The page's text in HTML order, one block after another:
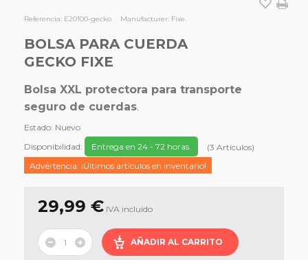
Referencia: E20100-gecko Manufacturer: Fixe
BOLSA PARA CUERDA
GECKO FIXE
Bolsa XXL protectora para transporte
seguro de cuerdas.
Estado: Nuevo
Disponibilidad:
Entrega en 24 - 72 horas. (3 Artículos)
Advertencia: ¡Últimos artículos en inventario!
29,99 € IVA incluído
AÑADIR AL CARRITO